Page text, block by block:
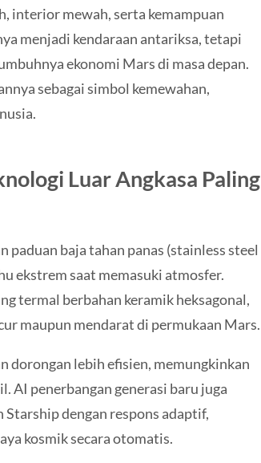
interior mewah, serta kemampuan
menjadi kendaraan antariksa, tetapi
ekonomi Mars di masa depan.
sebagai simbol kemewahan,
Luar Angkasa Paling
baja tahan panas (stainless steel
ekstrem saat memasuki atmosfer.
termal berbahan keramik heksagonal,
maupun mendarat di permukaan Mars.
dorongan lebih efisien, memungkinkan
AI penerbangan generasi baru juga
dengan respons adaptif,
kosmik secara otomatis.